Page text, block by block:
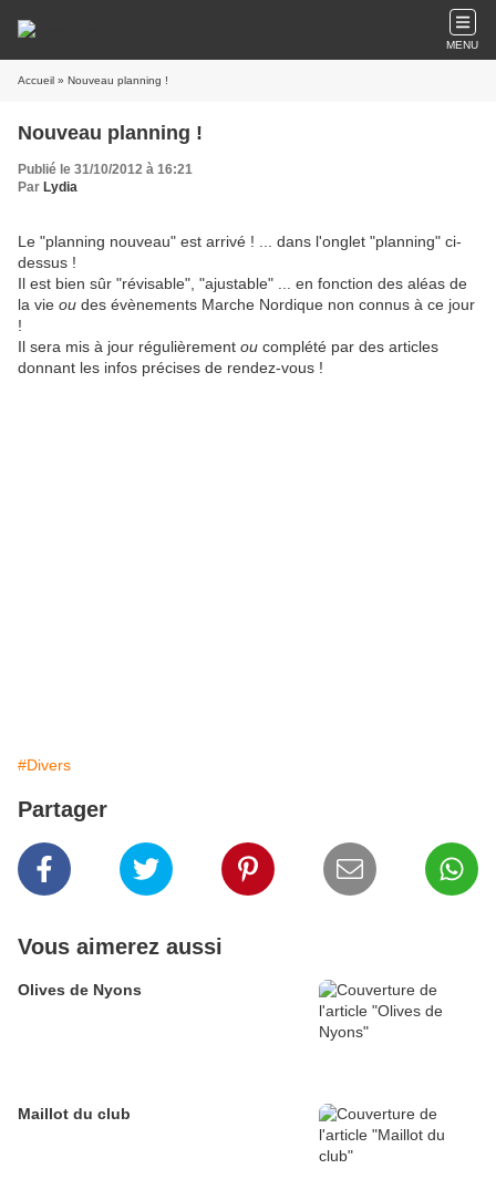
MENU
Accueil » Nouveau planning !
Nouveau planning !
Publié le 31/10/2012 à 16:21
Par Lydia
Le "planning nouveau" est arrivé ! ... dans l'onglet "planning" ci-
dessus !
Il est bien sûr "révisable", "ajustable" ... en fonction des aléas de
la vie ou des évènements Marche Nordique non connus à ce jour
!
Il sera mis à jour régulièrement ou complété par des articles
donnant les infos précises de rendez-vous !
#Divers
Partager
Vous aimerez aussi
Olives de Nyons
Maillot du club